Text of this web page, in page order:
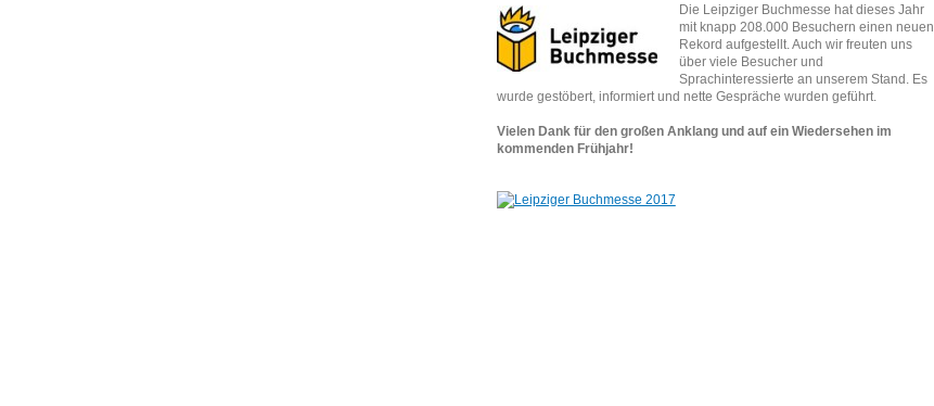
Die Leipziger Buchmesse hat dieses Jahr
mit knapp 208.000 Besuchern einen neuen
Rekord aufgestellt. Auch wir freuten uns
über viele Besucher und
Sprachinteressierte an unserem Stand. Es
wurde gestöbert, informiert und nette Gespräche wurden geführt.
Vielen Dank für den großen Anklang und auf ein Wiedersehen im
kommenden Frühjahr!